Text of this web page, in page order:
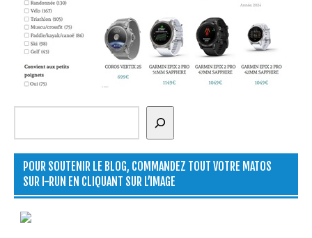
Rechercher
POUR SOUTENIR LE BLOG, COMMANDEZ TOUT VOTRE MATOS
SUR I-RUN EN CLIQUANT SUR L’IMAGE